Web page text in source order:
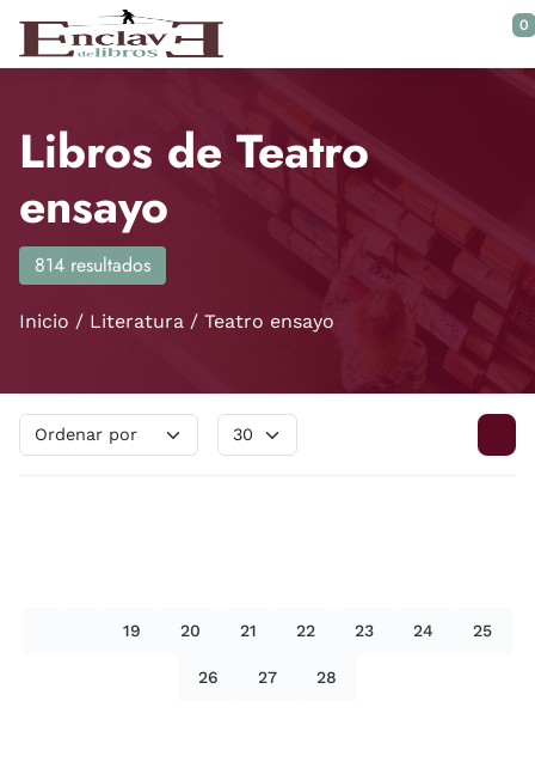
Saltar al contenido principal
0
Libros de Teatro
ensayo
814 resultados
Inicio Literatura Teatro ensayo
19 20 21 22 23 24 25
26 27 28